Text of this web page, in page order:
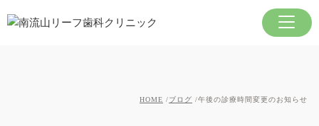
HOME ブログ 午後の診療時間変更のお知らせ